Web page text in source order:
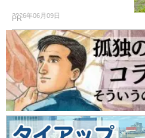
2026年06月09日
PR